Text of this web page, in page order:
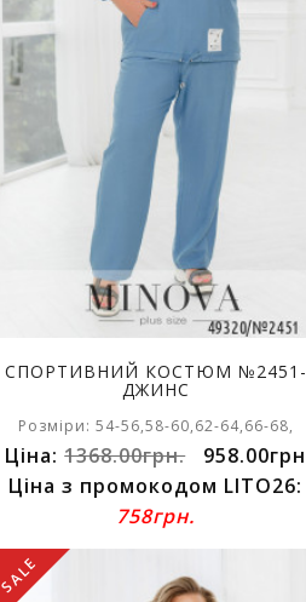
СПОРТИВНИЙ КОСТЮМ №2451-
ДЖИНС
Розміри: 54-56,58-60,62-64,66-68,
Ціна:1368.00грн.
958.00грн
Ціна з промокодом LITO26:
758грн.
SALE